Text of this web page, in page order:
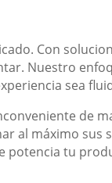
Con
Nuestro
sea
de
al máximo sus
potencia tu